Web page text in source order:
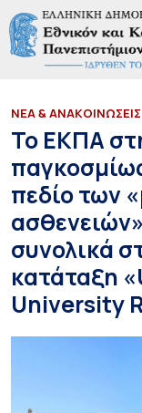
ΝΕΑ & ΑΝΑΚΟΙΝΩΣΕΙΣ
Το ΕΚΠΑ
πεδίο των
συνολικά
κατάταξη
University